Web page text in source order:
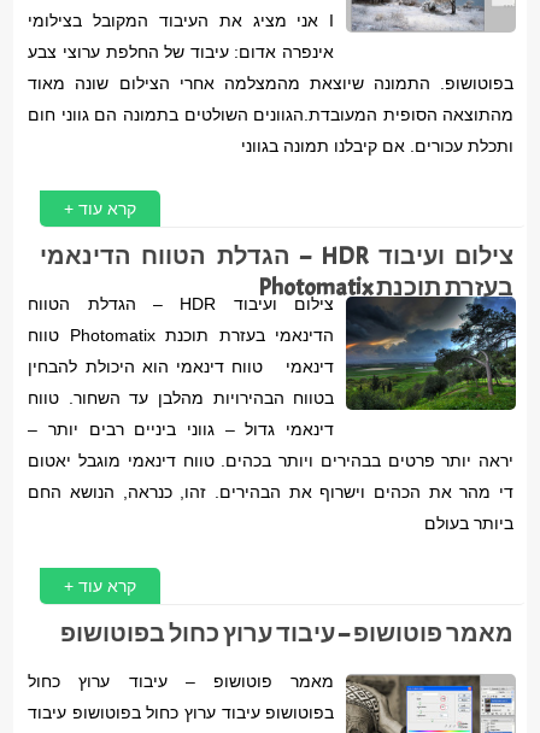
I אני מציג את העיבוד המקובל בצילומי
אינפרה אדום: עיבוד של החלפת ערוצי צבע
בפוטושופ. התמונה שיוצאת מהמצלמה אחרי הצילום שונה מאוד
מהתוצאה הסופית המעובדת.הגוונים השולטים בתמונה הם גווני חום
ותכלת עכורים. אם קיבלנו תמונה בגווני
קרא עוד +
צילום ועיבוד HDR – הגדלת הטווח הדינאמי
בעזרת תוכנת Photomatix
צילום ועיבוד HDR – הגדלת הטווח
הדינאמי בעזרת תוכנת Photomatix טווח
דינאמי טווח דינאמי הוא היכולת להבחין
בטווח הבהירויות מהלבן עד השחור. טווח
דינאמי גדול – גווני ביניים רבים יותר –
יראה יותר פרטים בבהירים ויותר בכהים. טווח דינאמי מוגבל יאטום
די מהר את הכהים וישרוף את הבהירים. זהו, כנראה, הנושא החם
ביותר בעולם
קרא עוד +
מאמר פוטושופ – עיבוד ערוץ כחול בפוטושופ
מאמר פוטושופ – עיבוד ערוץ כחול
בפוטושופ עיבוד ערוץ כחול בפוטושופ עיבוד